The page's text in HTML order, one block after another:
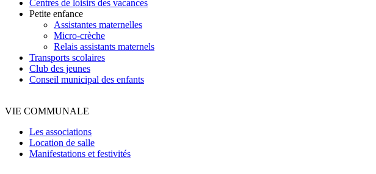
Centres de loisirs des vacances
Petite enfance
Assistantes maternelles
Micro-crèche
Relais assistants maternels
Transports scolaires
Club des jeunes
Conseil municipal des enfants
VIE COMMUNALE
Les associations
Location de salle
Manifestations et festivités